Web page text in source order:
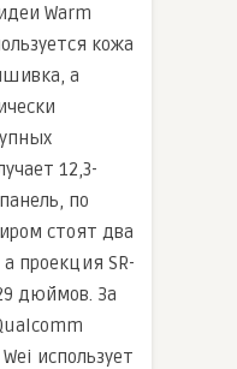
Warm
кожа
а
12,3-
по
стоят два
проекция SR-
дюймов. За
использует